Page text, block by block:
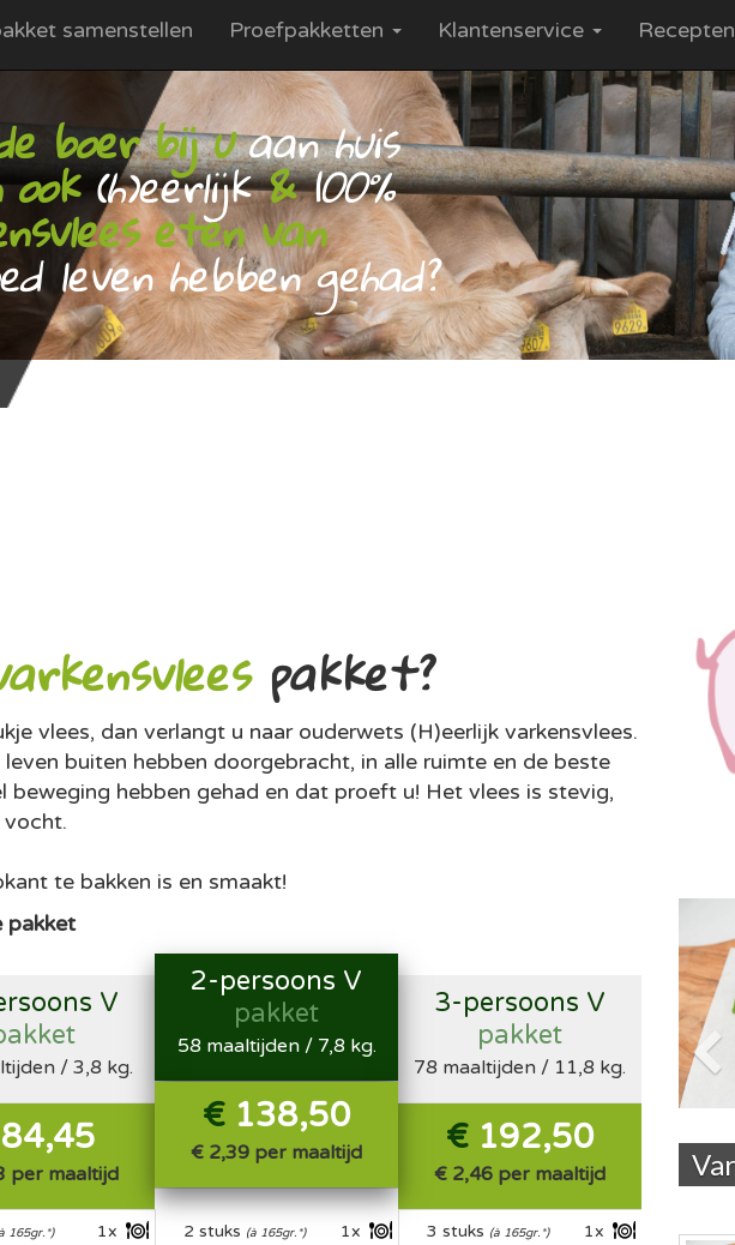
samenstellen Proefpakketten Klantenservice Recepten
boer bij uaan huis
(h)eerlijk&100%
eten van
leven hebben gehad?
pakket?
vlees, dan verlangt u naar ouderwets (H)eerlijk varkensvlees.
buiten hebben doorgebracht, in alle ruimte en de beste
beweging hebben gehad en dat proeft u! Het vlees is stevig,
vocht.
te bakken is en smaakt!
pakket
V
/ 3,8 kg.
2-persoons V
pakket
58 maaltijden / 7,8 kg.
3-persoons V
pakket
78 maaltijden / 11,8 kg.
84,45
per maaltijd
€ 138,50
€ 2,39 per maaltijd € 192,50
€ 2,46 per maaltijd
165gr.*) 1x 2 stuks (à 165gr.*) 1x 3 stuks (à 165gr.*) 1x
Varkenshaas Medalion